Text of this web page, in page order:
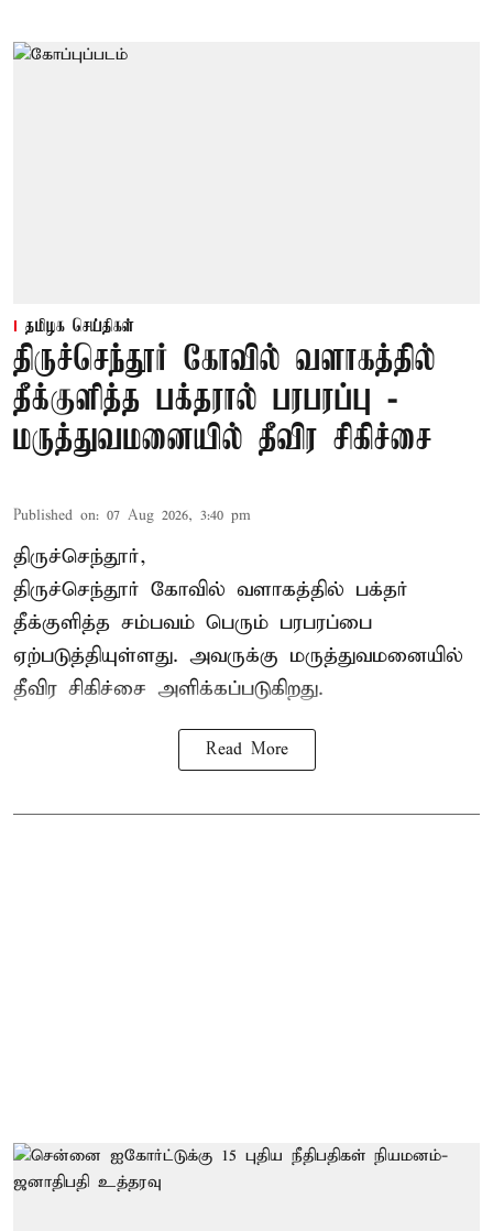
தமிழக செய்திகள்
திருச்செந்தூர் கோவில் வளாகத்தில்
தீக்குளித்த பக்தரால் பரபரப்பு -
மருத்துவமனையில் தீவிர சிகிச்சை
Published on: 07 Aug 2026, 3:40 pm
திருச்செந்தூர்,
திருச்செந்தூர் கோவில் வளாகத்தில் பக்தர்
தீக்குளித்த சம்பவம் பெரும் பரபரப்பை
ஏற்படுத்தியுள்ளது. அவருக்கு மருத்துவமனையில்
தீவிர சிகிச்சை அளிக்கப்படுகிறது.
Read More